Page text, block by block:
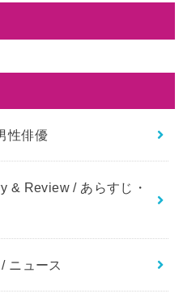
性俳優
& Review / あらすじ・
ニュース